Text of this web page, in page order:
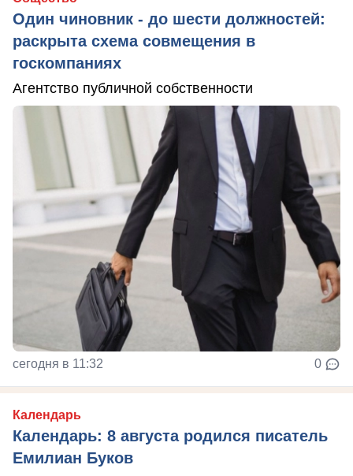
Один чиновник - до шести должностей:
раскрыта схема совмещения в
госкомпаниях
Агентство публичной собственности
сегодня в 11:32 0
Календарь
Календарь: 8 августа родился писатель
Емилиан Буков